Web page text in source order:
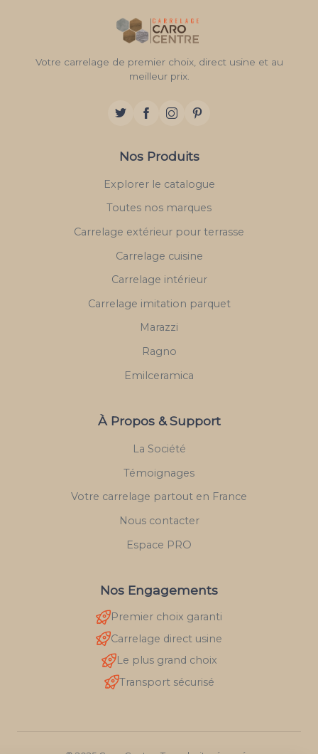
Votre carrelage de premier choix, direct usine et au
meilleur prix.
Nos Produits
Explorer le catalogue
Toutes nos marques
Carrelage extérieur pour terrasse
Carrelage cuisine
Carrelage intérieur
Carrelage imitation parquet
Marazzi
Ragno
Emilceramica
À Propos & Support
La Société
Témoignages
Votre carrelage partout en France
Nous contacter
Espace PRO
Nos Engagements
Premier choix garanti
Carrelage direct usine
Le plus grand choix
Transport sécurisé